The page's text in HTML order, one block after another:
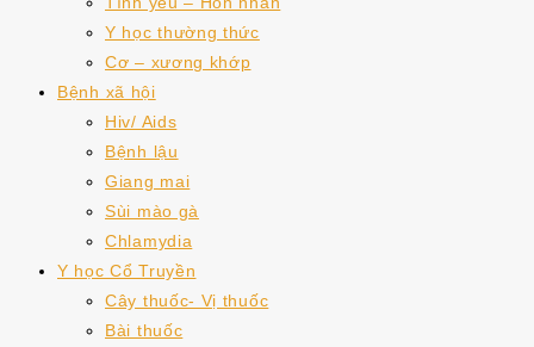
Y học thường thức
Cơ – xương khớp
Bệnh xã hội
Hiv/ Aids
Bệnh lậu
Giang mai
Sùi mào gà
Chlamydia
Y học Cổ Truyền
Cây thuốc- Vị thuốc
Bài thuốc